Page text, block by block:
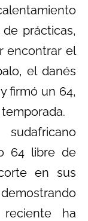
prácticas,
encontrar el
el danés
firmó un 64,
64 libre de
en sus
ha